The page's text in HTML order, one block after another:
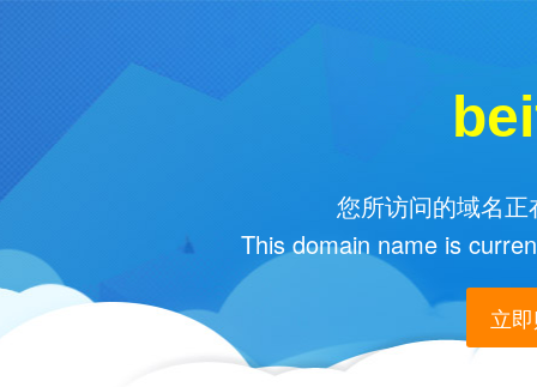
您所访问的域名
This domain name is
立